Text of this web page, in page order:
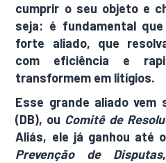
cumprir o seu objeto e
seja: é fundamental
forte aliado, que
com eficiência e
transformem em litígios.
Esse grande aliado vem
(DB), ou Comitê de
Aliás, ele já ganhou até
Prevenção de Disputas